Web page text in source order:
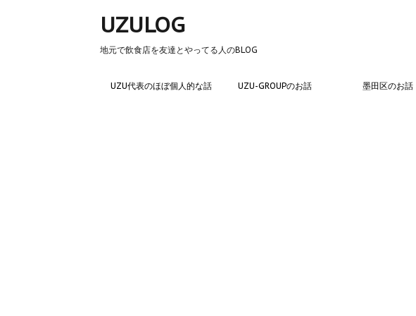
UZULOG
地元で飲食店を友達とやってる人のBLOG
UZU代表のほぼ個人的な話 UZU-GROUPのお話 墨田区のお話